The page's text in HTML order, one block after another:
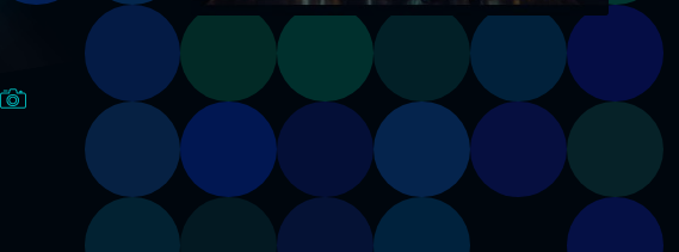
СМОТРЕТЬ
Поделиться